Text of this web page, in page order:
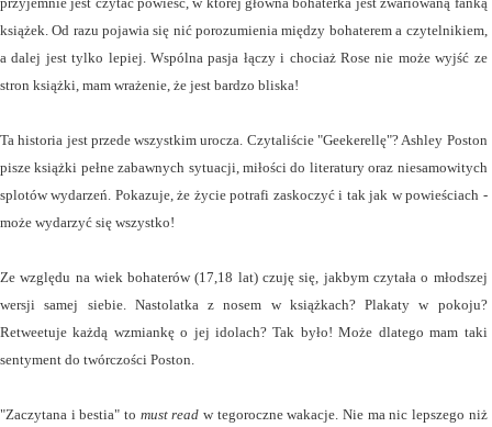
książek. Od razu pojawia się nić porozumienia między bohaterem a czytelnikiem,
a dalej jest tylko lepiej. Wspólna pasja łączy i chociaż Rose nie może wyjść ze
stron książki, mam wrażenie, że jest bardzo bliska!
Ta historia jest przede wszystkim urocza. Czytaliście "Geekerellę"? Ashley Poston
pisze książki pełne zabawnych sytuacji, miłości do literatury oraz niesamowitych
splotów wydarzeń. Pokazuje, że życie potrafi zaskoczyć i tak jak w powieściach -
może wydarzyć się wszystko!
Ze względu na wiek bohaterów (17,18 lat) czuję się, jakbym czytała o młodszej
wersji samej siebie. Nastolatka z nosem w książkach? Plakaty w pokoju?
Retweetuje każdą wzmiankę o jej idolach? Tak było! Może dlatego mam taki
sentyment do twórczości Poston.
"Zaczytana i bestia" to must read w tegoroczne wakacje. Nie ma nic lepszego niż